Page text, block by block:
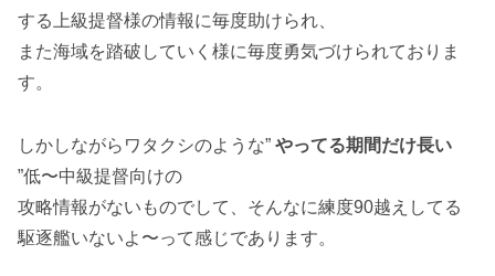
する上級提督様の情報に毎度助けられ、
また海域を踏破していく様に毎度勇気づけられておりま
す。
しかしながらワタクシのような” やってる期間だけ長い
”低〜中級提督向けの
攻略情報がないものでして、そんなに練度90越えしてる
駆逐艦いないよ〜って感じであります。